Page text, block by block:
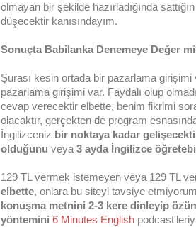
olmayan bir şekilde hazırladığında
düşecektir kanısındayım.
Sonuçta Babilanka Denemeye Değer
Şurası kesin ortada bir pazarlama girişimi
pazarlama girişimi var. Faydalı olup
cevap verecektir elbette, benim fikrimi
olacaktır, gerçekten de program
İngilizceniz bir noktaya kadar
olduğunu veya3 ayda İngilizce
129 TL vermek istemeyen veya 129 TL
elbette, onlara bu siteyi tavsiye
konuşma metnini 2-3 kere dinleyip
yöntemini 6 Minutes English